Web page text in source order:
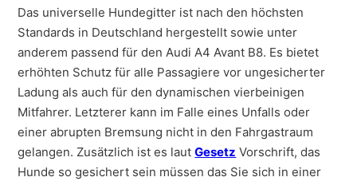
Das universelle Hundegitter ist nach den höchsten
Standards in Deutschland hergestellt sowie unter
anderem passend für den Audi A4 Avant B8. Es bietet
erhöhten Schutz für alle Passagiere vor ungesicherter
Ladung als auch für den dynamischen vierbeinigen
Mitfahrer. Letzterer kann im Falle eines Unfalls oder
einer abrupten Bremsung nicht in den Fahrgastraum
gelangen. Zusätzlich ist es lautGesetz Vorschrift, das
Hunde so gesichert sein müssen das Sie sich in einer